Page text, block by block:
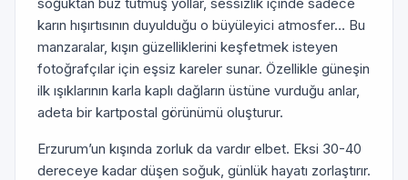
karın hışırtısının duyulduğu o büyüleyici atmosfer… Bu
manzaralar, kışın güzelliklerini keşfetmek isteyen
fotoğrafçılar için eşsiz kareler sunar. Özellikle güneşin
ilk ışıklarının karla kaplı dağların üstüne vurduğu anlar,
adeta bir kartpostal görünümü oluşturur.
Erzurum’un kışında zorluk da vardır elbet. Eksi 30-40
dereceye kadar düşen soğuk, günlük hayatı zorlaştırır.